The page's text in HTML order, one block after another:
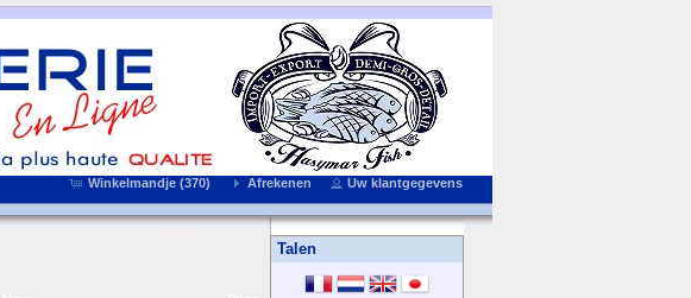
Winkelmandje (370) Afrekenen Uw klantgegevens
Talen